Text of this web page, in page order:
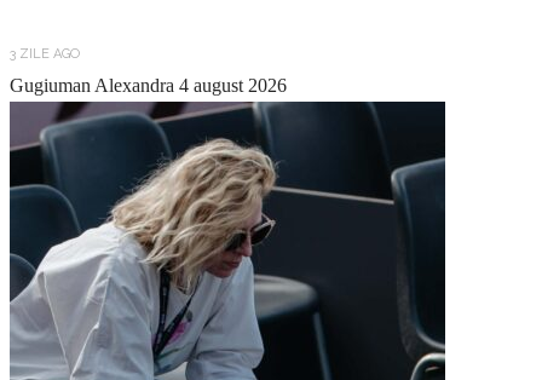
3 ZILE AGO
Gugiuman Alexandra 4 august 2026